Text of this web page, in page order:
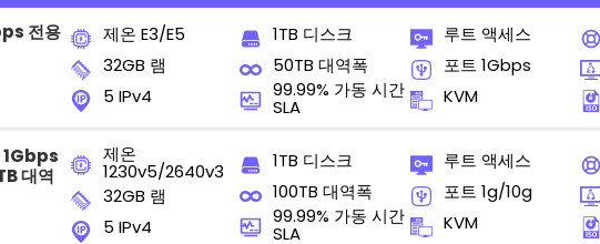
전용
제온 E3/E5
32GB 램
5 IPv4
1TB 디스크
50TB 대역폭
99.99% 가동 시간
SLA
루트 액세스
포트 1Gbps
KVM
1Gbps
대역
제온
1230v5/2640v3
32GB 램
5 IPv4
1TB 디스크
100TB 대역폭
99.99% 가동 시간
SLA
루트 액세스
포트 1g/10g
KVM